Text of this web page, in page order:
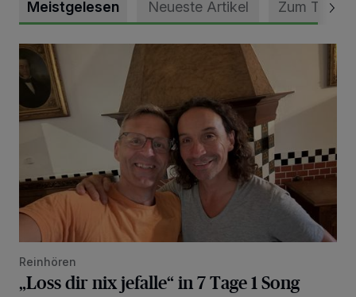
Meistgelesen Neueste Artikel Zum Thema
„Loss dir nix jefalle“ in 7 Tage 1 Song
Reinhören
„Loss dir nix jefalle“ in 7 Tage 1 Song